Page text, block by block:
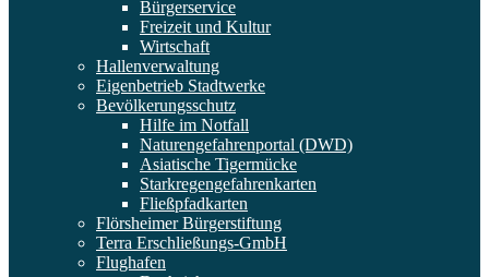
Bürgerservice
Freizeit und Kultur
Wirtschaft
Hallenverwaltung
Eigenbetrieb Stadtwerke
Bevölkerungsschutz
Hilfe im Notfall
Naturengefahrenportal (DWD)
Asiatische Tigermücke
Starkregengefahrenkarten
Fließpfadkarten
Flörsheimer Bürgerstiftung
Terra Erschließungs-GmbH
Flughafen